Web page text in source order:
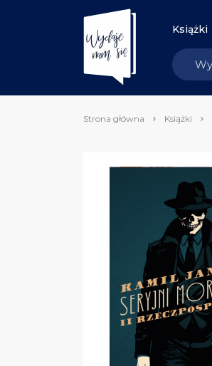
Książki
Strona główna Książki